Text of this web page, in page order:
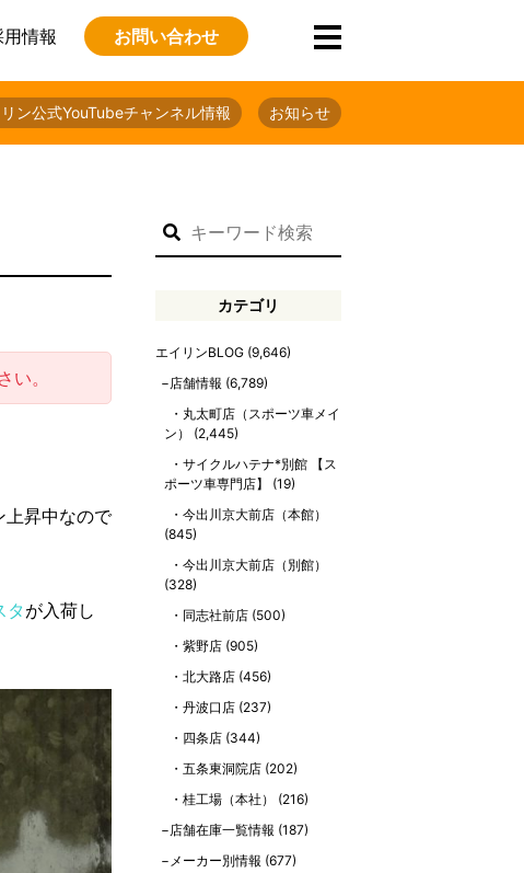
用情報 お問い合わせ
ン公式YouTubeチャンネル情報 お知らせ
。
上昇中なので
タが入荷し
カテゴリ
エイリンBLOG (9,646)
店舗情報 (6,789)
丸太町店（スポーツ車メイ
ン）
(2,445)
サイクルハテナ*別館 【ス
ポーツ車専門店】
(19)
今出川京大前店（本館）
(845)
今出川京大前店（別館）
(328)
同志社前店 (500)
紫野店 (905)
北大路店 (456)
丹波口店 (237)
四条店 (344)
五条東洞院店 (202)
桂工場（本社）
(216)
店舗在庫一覧情報 (187)
メーカー別情報 (677)